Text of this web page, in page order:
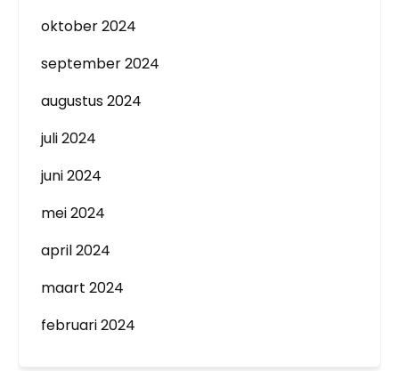
oktober 2024
september 2024
augustus 2024
juli 2024
juni 2024
mei 2024
april 2024
maart 2024
februari 2024